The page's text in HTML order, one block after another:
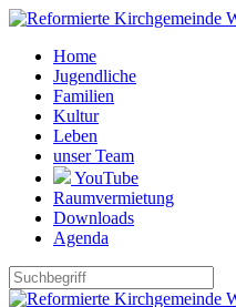
Home
Jugendliche
Familien
Kultur
Leben
unser Team
YouTube
Raumvermietung
Downloads
Agenda